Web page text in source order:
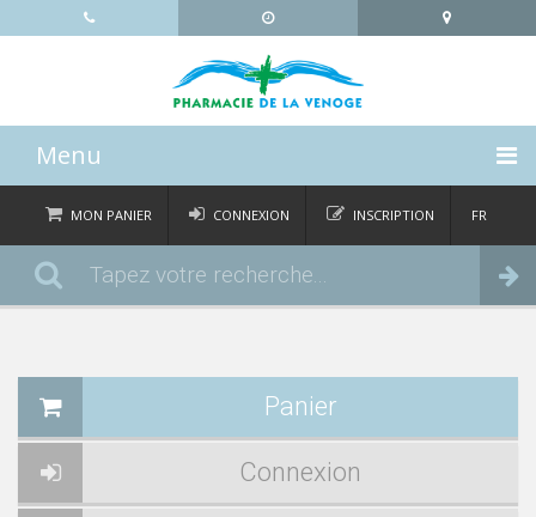
Menu
ACCUEIL
CATÉGORIES
À PROPOS
MON PANIER
Commander
CONNEXION INSCRIPTION FR
Panier
Connexion